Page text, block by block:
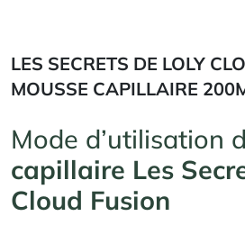
LES SECRETS DE LOLY
MOUSSE CAPILLAIRE
Mode d’utilisation
capillaire Les
Cloud Fusion